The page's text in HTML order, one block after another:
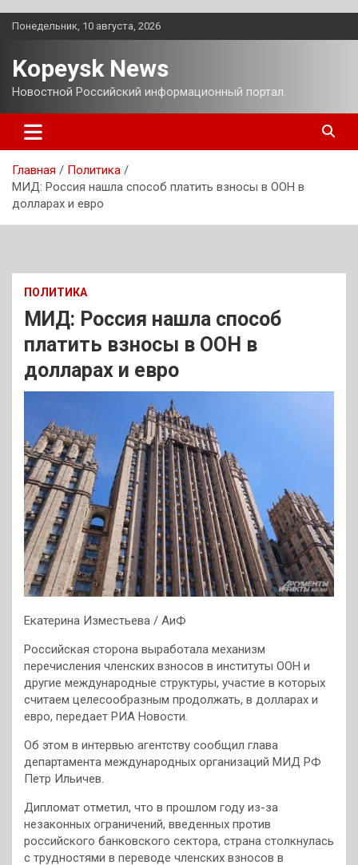
Перейти
Понедельник, 10 августа, 2026
Kopeysk News
Новостной Российский информационный портал.
Главная
Политика
МИД: Россия нашла способ платить взносы в ООН в
долларах и евро
ПОЛИТИКА
МИД: Россия нашла способ
платить взносы в ООН в
долларах и евро
Екатерина Изместьева / АиФ
Российская сторона выработала механизм
перечисления членских взносов в институты ООН и
другие международные структуры, участие в которых
считаем целесообразным продолжать, в долларах и
евро, передает РИА Новости.
Об этом в интервью агентству сообщил глава
департамента международных организаций МИД РФ
Петр Ильичев.
Дипломат отметил, что в прошлом году из-за
незаконных ограничений, введенных против
российского банковского сектора, страна столкнулась
с трудностями в переводе членских взносов в